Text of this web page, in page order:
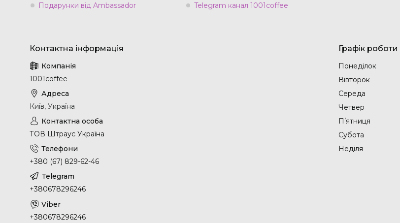
Подарунки від Ambassador
Telegram канал 1001coffee
1001coffee
Київ, Україна
ТОВ Штраус Україна
+380 (67) 829-62-46
+380678296246
+380678296246
Графік роботи
Понеділок
Вівторок
Середа
Четвер
Пʼятниця
Субота
Неділя